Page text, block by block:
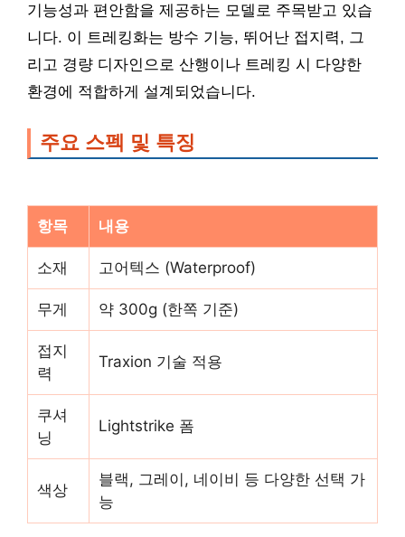
기능성과 편안함을 제공하는 모델로 주목받고 있습
니다. 이 트레킹화는 방수 기능, 뛰어난 접지력, 그
리고 경량 디자인으로 산행이나 트레킹 시 다양한
환경에 적합하게 설계되었습니다.
주요 스펙 및 특징
항목 내용
소재 고어텍스 (Waterproof)
무게 약 300g (한쪽 기준)
접지
력
Traxion 기술 적용
쿠셔
닝
Lightstrike 폼
색상
블랙, 그레이, 네이비 등 다양한 선택 가
능